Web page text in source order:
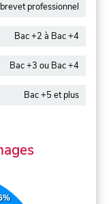
professionnel
Bac +2 à Bac +4
Bac +3 ou Bac +4
Bac +5 et plus